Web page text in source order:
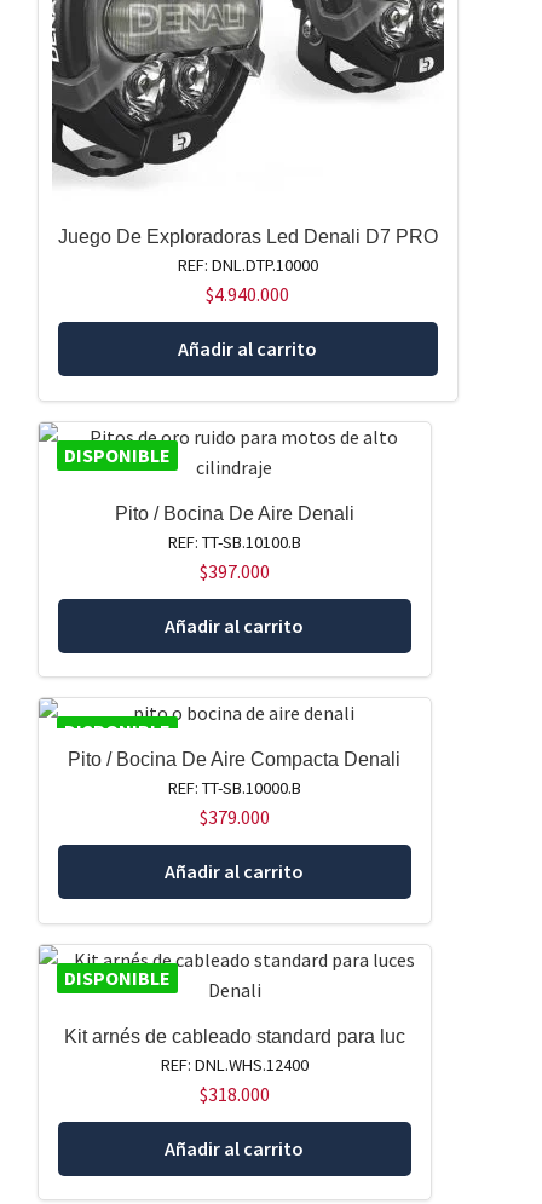
Juego De Exploradoras Led Denali D7 PRO
REF: DNL.DTP.10000
$4.940.000
Añadir al carrito
DISPONIBLE
Pito / Bocina De Aire Denali
REF: TT-SB.10100.B
$397.000
Añadir al carrito
DISPONIBLE
Pito / Bocina De Aire Compacta Denali
REF: TT-SB.10000.B
$379.000
Añadir al carrito
DISPONIBLE
Kit arnés de cableado standard para luc
REF: DNL.WHS.12400
$318.000
Añadir al carrito